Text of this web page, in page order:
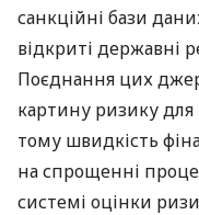
санкційні бази
відкриті державні
Поєднання цих
картину ризику
тому швидкість
на спрощенні
системі оцінки